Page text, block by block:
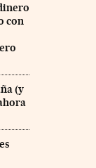
con
(y